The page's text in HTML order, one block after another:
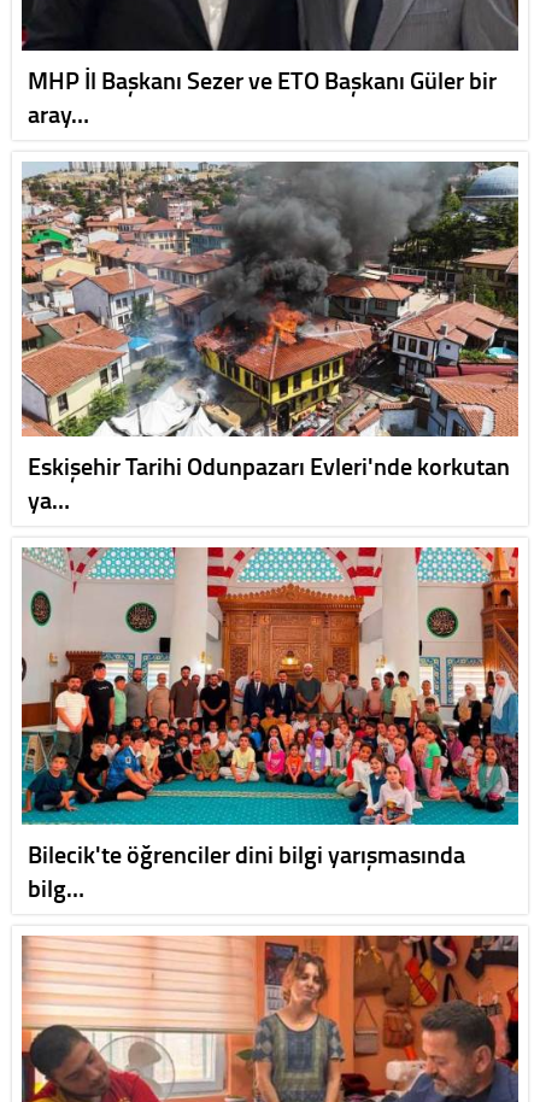
MHP İl Başkanı Sezer ve ETO Başkanı Güler bir
aray…
Eskişehir Tarihi Odunpazarı Evleri'nde korkutan
ya…
Bilecik'te öğrenciler dini bilgi yarışmasında
bilg…